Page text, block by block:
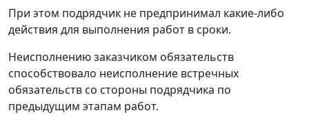
При этом подрядчик не предпринимал какие-либо
действия для выполнения работ в сроки.
Неисполнению заказчиком обязательств
способствовало неисполнение встречных
обязательств со стороны подрядчика по
предыдущим этапам работ.